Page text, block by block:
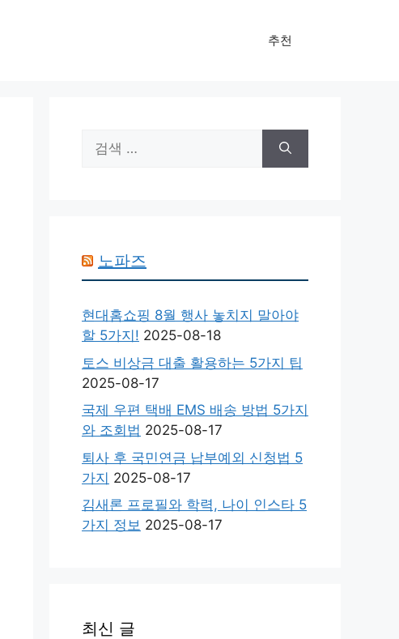
추천
색:
노파즈
현대홈쇼핑 8월 행사 놓치지 말아야
할 5가지! 2025-08-18
토스 비상금 대출 활용하는 5가지 팁
2025-08-17
국제 우편 택배 EMS 배송 방법 5가지
와 조회법 2025-08-17
퇴사 후 국민연금 납부예외 신청법 5
가지 2025-08-17
김새론 프로필와 학력, 나이 인스타 5
가지 정보 2025-08-17
최신 글